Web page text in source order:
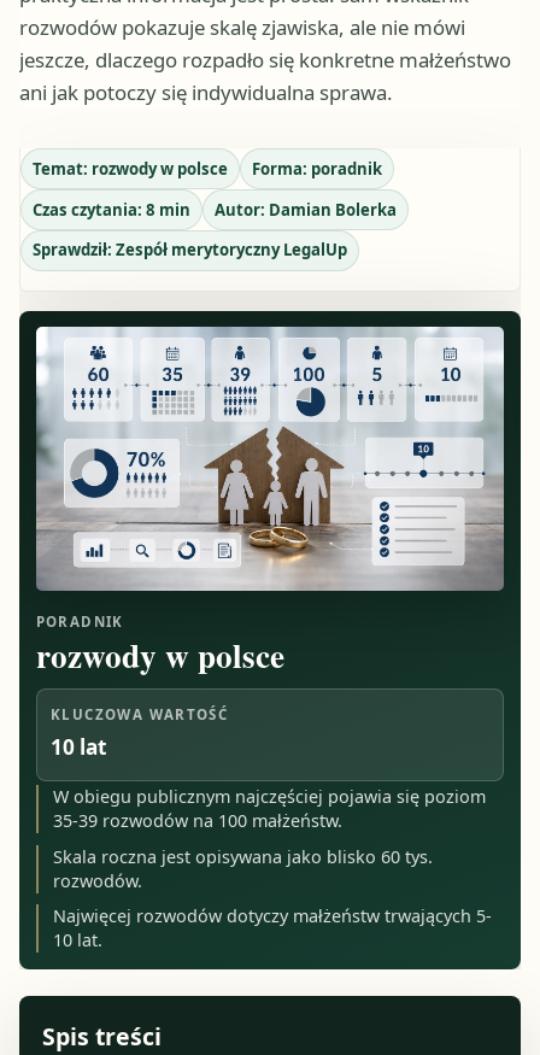
rozwodów pokazuje skalę zjawiska, ale nie mówi
jeszcze, dlaczego rozpadło się konkretne małżeństwo
ani jak potoczy się indywidualna sprawa.
Temat: rozwody w polsce Forma: poradnik
Czas czytania: 8 min Autor: Damian Bolerka
Sprawdził: Zespół merytoryczny LegalUp
PORADNIK
rozwody w polsce
KLUCZOWA WARTOŚĆ
10 lat
W obiegu publicznym najczęściej pojawia się poziom
35-39 rozwodów na 100 małżeństw.
Skala roczna jest opisywana jako blisko 60 tys.
rozwodów.
Najwięcej rozwodów dotyczy małżeństw trwających 5-
10 lat.
Spis treści